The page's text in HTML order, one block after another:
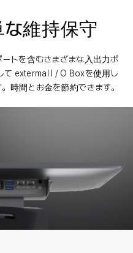
な維持保守
トを含むさまざまな入出力ポ
て extermal I / O Boxを使用し
時間とお金を節約できます。